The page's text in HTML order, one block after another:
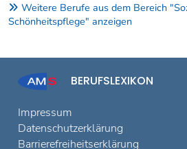
Weitere Berufe aus dem Bereich
Schönheitspflege" anzeigen
BERUFSLEXIKON
Impressum
Datenschutzerklärung
Barrierefreiheitserklärung